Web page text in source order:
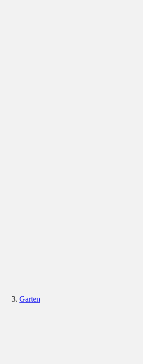
Garten